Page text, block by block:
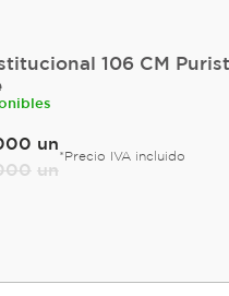
106 CM
un
un
*Precio IVA incluido